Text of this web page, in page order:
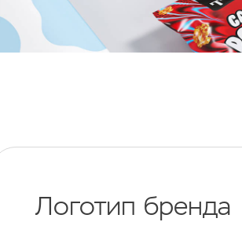
Логотип бренда